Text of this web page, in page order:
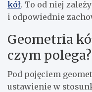
kół. To od niej
i odpowiednie
Geometria
czym polega?
Pod pojęciem
ustawienie w